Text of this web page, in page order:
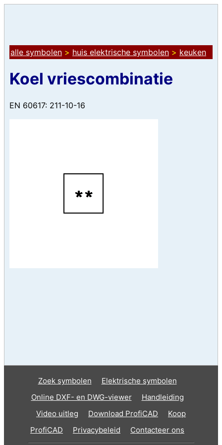
alle symbolen > huis elektrische symbolen > keuken
Koel vriescombinatie
EN 60617: 211-10-16
Zoek symbolen
Elektrische symbolen
Online DXF- en DWG-viewer
Handleiding
Video uitleg
Download ProfiCAD
Koop
ProfiCAD
Privacybeleid Contacteer ons